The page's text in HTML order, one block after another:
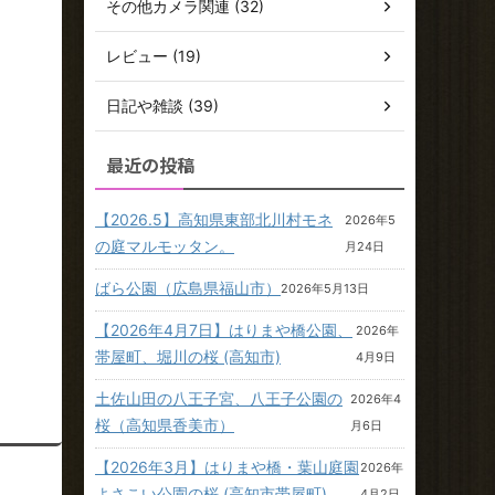
その他カメラ関連 (32)
レビュー (19)
日記や雑談 (39)
最近の投稿
【2026.5】高知県東部北川村モネ
の庭マルモッタン。
2026年5
月24日
ばら公園（広島県福山市） 2026年5月13日
【2026年4月7日】はりまや橋公園、
帯屋町、堀川の桜 (高知市)
2026年
4月9日
土佐山田の八王子宮、八王子公園の
桜（高知県香美市）
2026年4
月6日
【2026年3月】はりまや橋・葉山庭園 2026年